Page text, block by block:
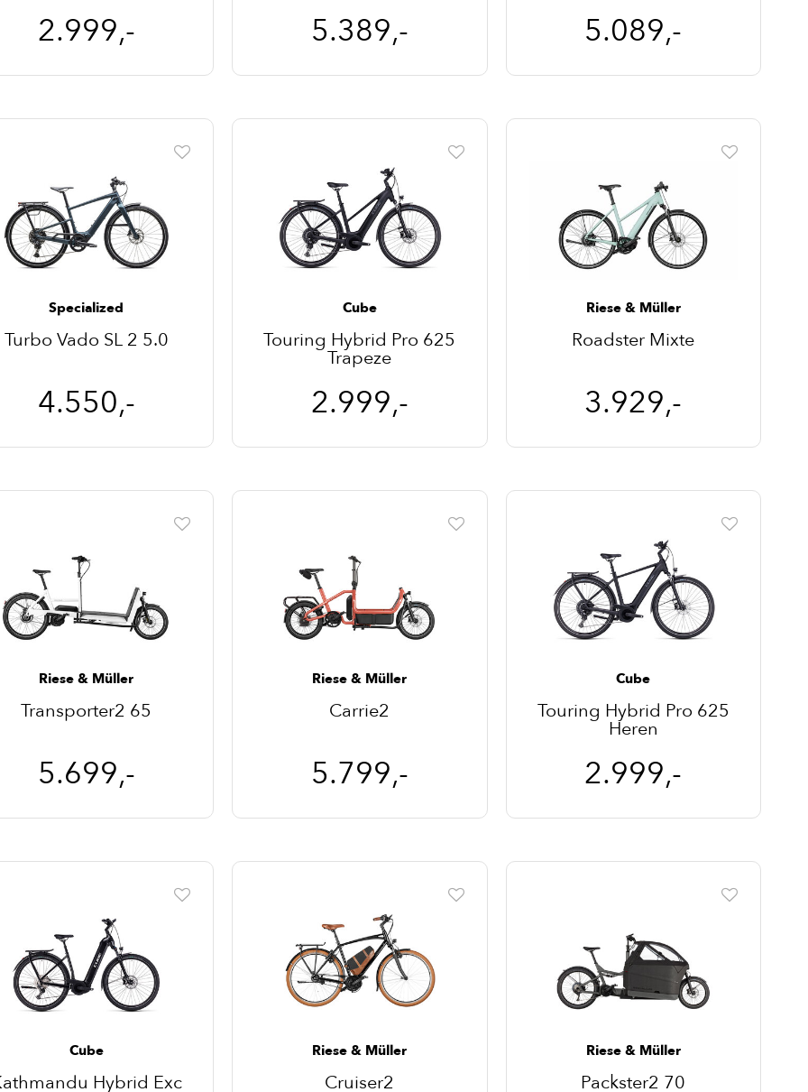
2.999,- 5.389,- 5.089,-
Specialized
Turbo Vado SL 2 5.0
4.550,-
Cube
Touring Hybrid Pro 625
Trapeze
2.999,-
Riese & Müller
Roadster Mixte
3.929,-
Riese & Müller
Transporter2 65
5.699,-
Riese & Müller
Carrie2
5.799,-
Cube
Touring Hybrid Pro 625
Heren
2.999,-
Cube
Hybrid Exc
Riese & Müller
Cruiser2
Riese & Müller
Packster2 70